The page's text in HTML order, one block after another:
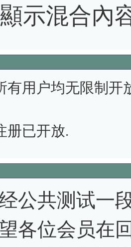
示混合內
有用户均无限制开
册已开放.
公共测试一
各位会员在